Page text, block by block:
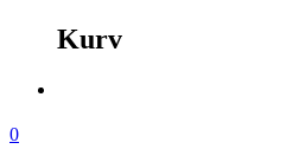
Kurv
0